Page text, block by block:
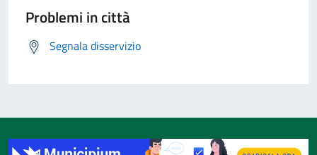
Problemi in città
Segnala disservizio